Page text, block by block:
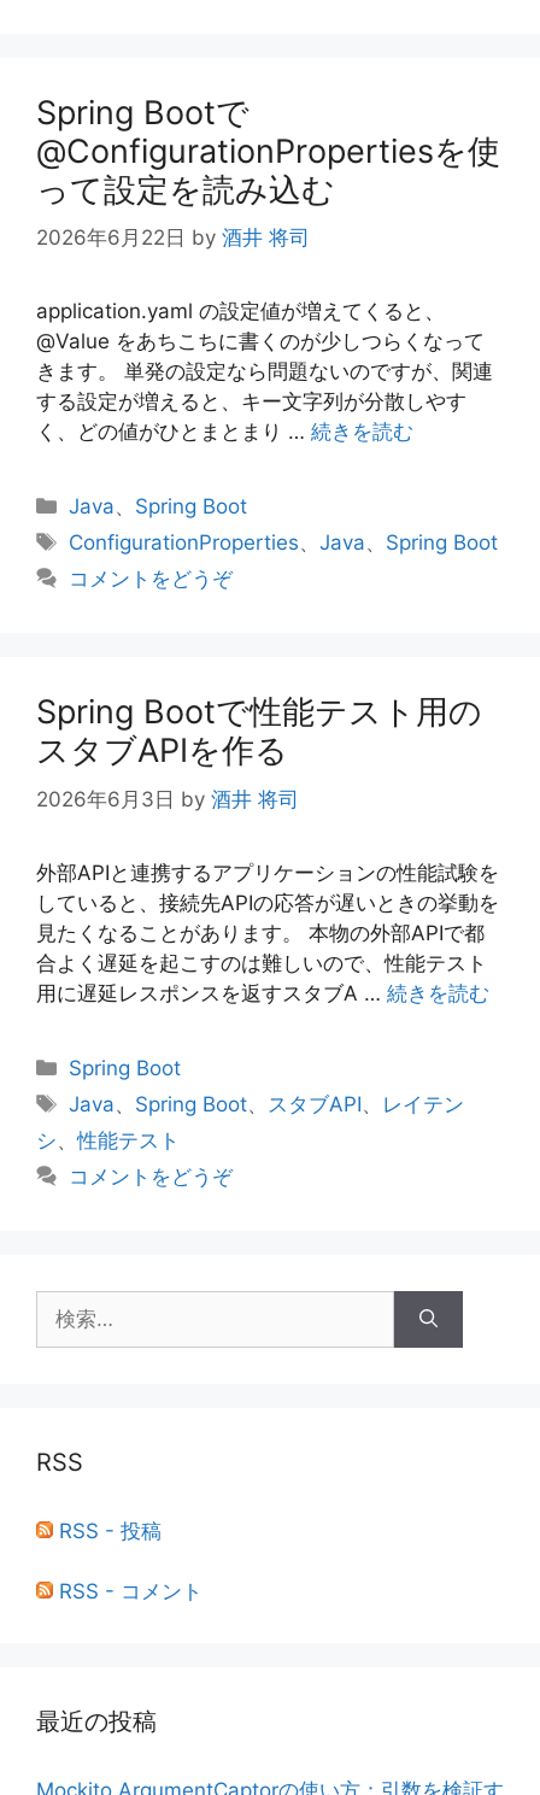
Spring Bootで
@ConfigurationPropertiesを使
って設定を読み込む
2026年6月22日 by 酒井 将司
application.yaml の設定値が増えてくると、
@Value をあちこちに書くのが少しつらくなって
きます。 単発の設定なら問題ないのですが、関連
する設定が増えると、キー文字列が分散しやす
く、どの値がひとまとまり … 続きを読む
カ
テ
リ
Java、 Spring Boot
タ
グ
ConfigurationProperties、Java、 Spring Boot
コメントをどうぞ
Spring Bootで性能テスト用の
スタブAPIを作る
2026年6月3日 by 酒井 将司
外部APIと連携するアプリケーションの性能試験を
していると、接続先APIの応答が遅いときの挙動を
見たくなることがあります。 本物の外部APIで都
合よく遅延を起こすのは難しいので、性能テスト
用に遅延レスポンスを返すスタブA … 続きを読む
カ
テ
リ
ー
Spring Boot
タ
グ
Java、 Spring Boot、 スタブAPI、 レイテン
シ、性能テスト
コメントをどうぞ
索:
RSS
RSS - 投稿
RSS - コメント
最近の投稿
Mockito ArgumentCaptorの使い方：引数を検証す